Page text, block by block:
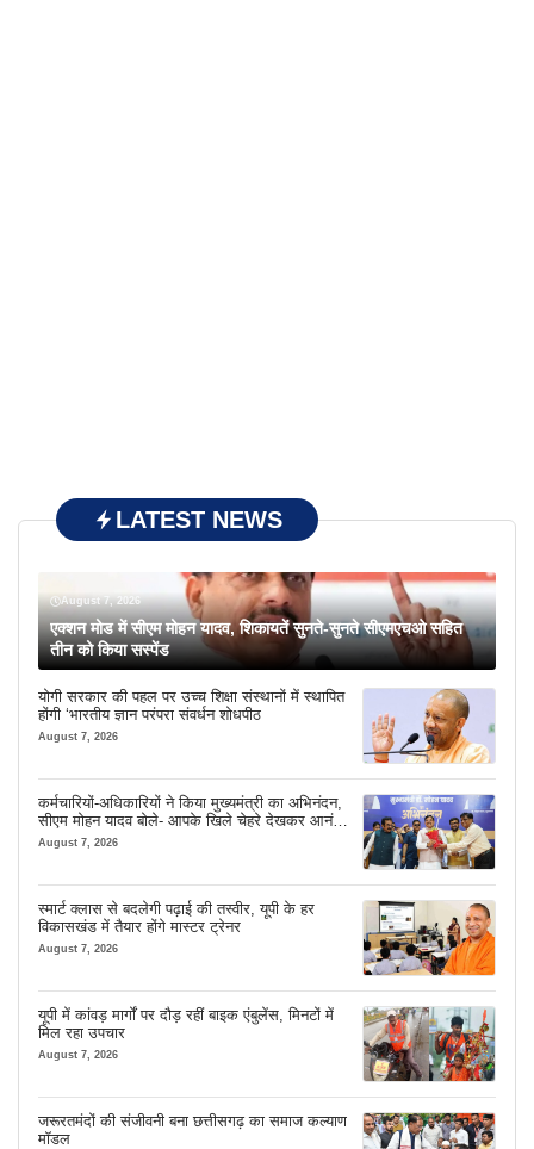
LATEST NEWS
August 7, 2026
एक्शन मोड में सीएम मोहन यादव, शिकायतें सुनते-सुनते सीएमएचओ सहित
तीन को किया सस्पेंड
योगी सरकार की पहल पर उच्च शिक्षा संस्थानों में स्थापित
होंगी ‘भारतीय ज्ञान परंपरा संवर्धन शोधपीठ
August 7, 2026
कर्मचारियों-अधिकारियों ने किया मुख्यमंत्री का अभिनंदन,
सीएम मोहन यादव बोले- आपके खिले चेहरे देखकर आनंद
आता है
August 7, 2026
स्मार्ट क्लास से बदलेगी पढ़ाई की तस्वीर, यूपी के हर
विकासखंड में तैयार होंगे मास्टर ट्रेनर
August 7, 2026
यूपी में कांवड़ मार्गों पर दौड़ रहीं बाइक एंबुलेंस, मिनटों में
मिल रहा उपचार
August 7, 2026
जरूरतमंदों की संजीवनी बना छत्तीसगढ़ का समाज कल्याण
मॉडल